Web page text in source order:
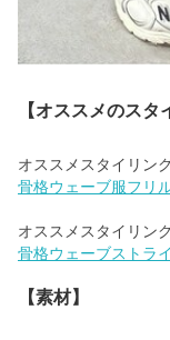
【オススメのスタ
骨格ウェーブ服フリ
骨格ウェーブストラ
【素材】